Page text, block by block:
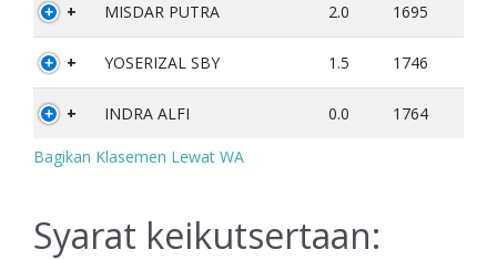
+ MISDAR PUTRA 2.0 1695
+ YOSERIZAL SBY 1.5 1746
+ INDRA ALFI 0.0 1764
Bagikan Klasemen Lewat WA
Syarat keikutsertaan: